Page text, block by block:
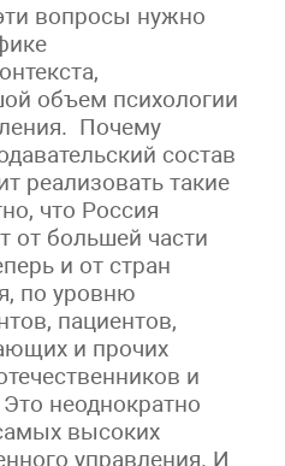
вопросы нужно
объем психологии
Почему
состав
реализовать такие
что Россия
от большей части
и от стран
по уровню
пациентов,
и прочих
и
неоднократно
высоких
управления. И